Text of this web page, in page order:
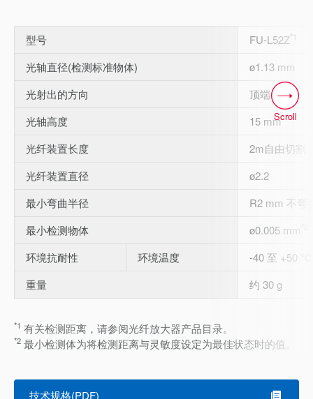
型号 FU-L52Z*1
光轴直径(检测标准物体)
ø1.13 mm
光射出的方向
顶端
光轴高度
15 mm
光纤装置长度
2m自由切割
光纤装置直径
ø2.2
最小弯曲半径
R2 mm 不弯
最小检测物体
ø0.005 mm
环境抗耐性 环境温度
-40 至 +50 °C
重量
约 30 g
*1 有关检测距离，请参阅光纤放大器产品目录。
*2 最小检测体为将检测距离与灵敏度设定为最佳状态时的值。
Scroll
技术规格(PDF)